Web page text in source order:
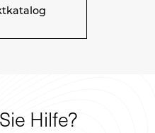
Hilfe?